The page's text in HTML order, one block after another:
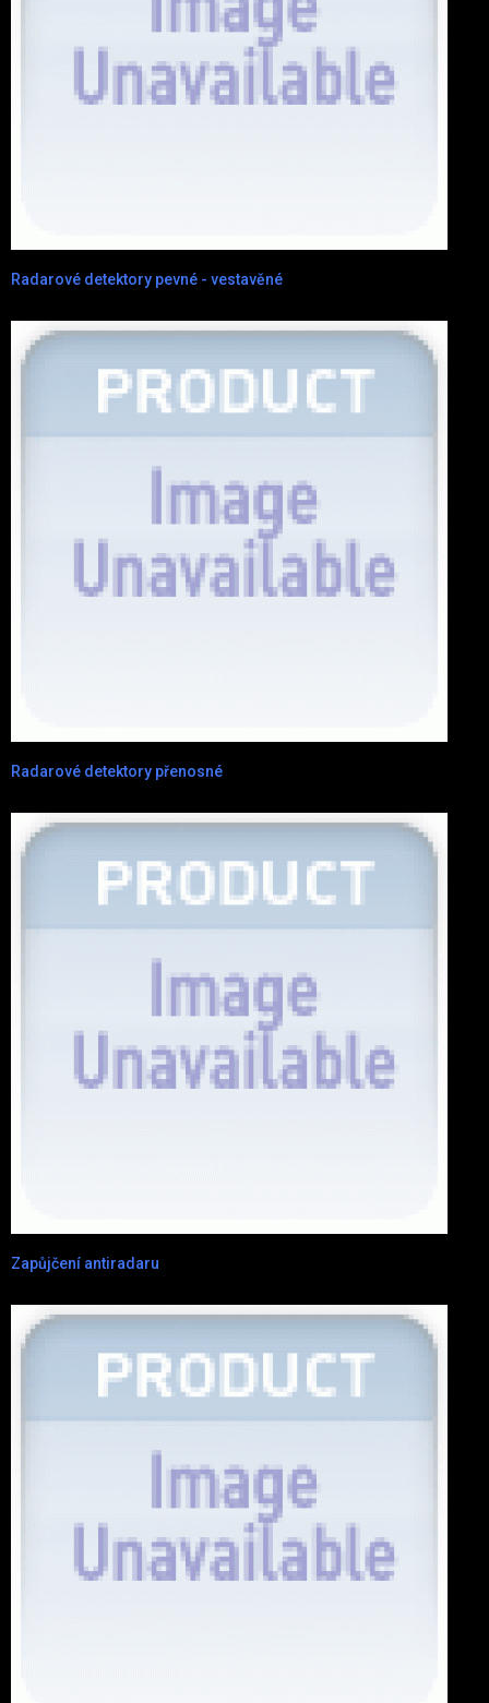
Radarové detektory pevné - vestavěné
Radarové detektory přenosné
Zapůjčení antiradaru